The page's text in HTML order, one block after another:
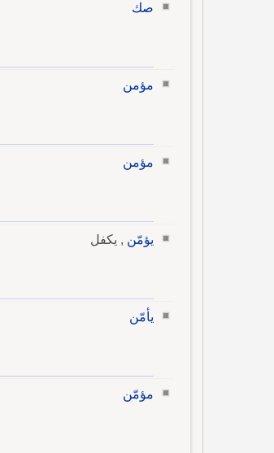
صك
مؤمن
مؤمن
يؤمّن , يكفل
يأمّن
مؤمّن